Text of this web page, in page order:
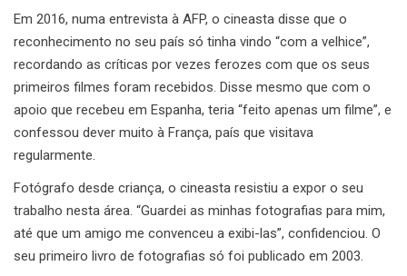
Em 2016, numa entrevista à AFP, o cineasta disse que o
reconhecimento no seu país só tinha vindo “com a velhice”,
recordando as críticas por vezes ferozes com que os seus
primeiros filmes foram recebidos. Disse mesmo que com o
apoio que recebeu em Espanha, teria “feito apenas um filme”, e
confessou dever muito à França, país que visitava
regularmente.
Fotógrafo desde criança, o cineasta resistiu a expor o seu
trabalho nesta área. “Guardei as minhas fotografias para mim,
até que um amigo me convenceu a exibi-las”, confidenciou. O
seu primeiro livro de fotografias só foi publicado em 2003.